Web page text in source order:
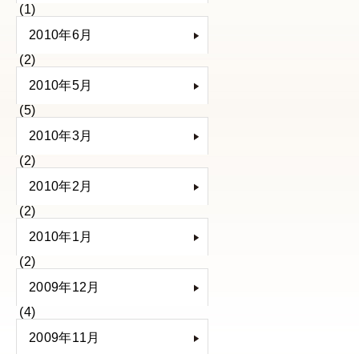
(1)
2010年6月
(2)
2010年5月
(5)
2010年3月
(2)
2010年2月
(2)
2010年1月
(2)
2009年12月
(4)
2009年11月